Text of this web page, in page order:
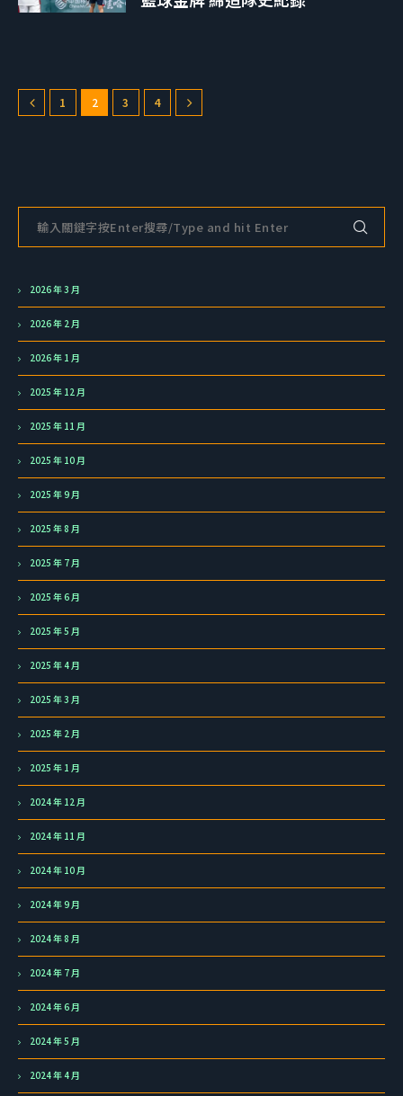
1 2 3 4
2026 年 3 月
2026 年 2 月
2026 年 1 月
2025 年 12 月
2025 年 11 月
2025 年 10 月
2025 年 9 月
2025 年 8 月
2025 年 7 月
2025 年 6 月
2025 年 5 月
2025 年 4 月
2025 年 3 月
2025 年 2 月
2025 年 1 月
2024 年 12 月
2024 年 11 月
2024 年 10 月
2024 年 9 月
2024 年 8 月
2024 年 7 月
2024 年 6 月
2024 年 5 月
2024 年 4 月